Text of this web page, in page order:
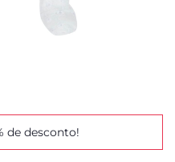
de desconto!